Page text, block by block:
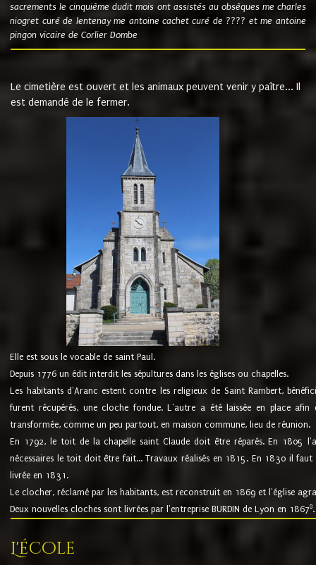
sacrements le cinquième dudit mois ont assistés au obsèques me charles
niogret curé de lentenay me antoine cachet curé de ???? et me antoine
pingon vicaire de Corlier Dombe
Le cimetière est ouvert et les animaux peuvent venir y paître... Il
est demandé de le fermer.
Elle est sous le vocable de saint Paul.
Depuis 1776 un édit interdit les sépultures dans les églises ou chapelles.
Les habitants d'Aranc estent contre les religieux de Saint Rambert,
furent récupérés, une cloche fondue. L'autre a été laissée en place
transformée, comme un peu partout, en maison commune, lieu de réunion.
En 1792, le toit de la chapelle saint Claude doit être réparés. En 1805
nécessaires le toit doit être fait... Travaux réalisés en 1815. En 1830 il
livrée en 1831.
Le clocher, réclamé par les habitants, est reconstruit en 1869 et l'église
Deux nouvelles cloches sont livrées par l'entreprise BURDIN de Lyon en 18678.
L'école